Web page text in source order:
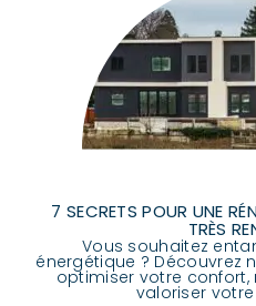
7 SECRETS POUR UNE
TRÈS
Vous souhaitez
énergétique ? Découvrez
optimiser votre
valoriser